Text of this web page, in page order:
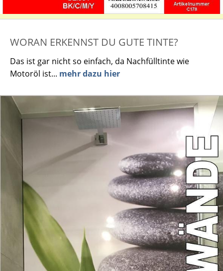
WORAN ERKENNST DU GUTE TINTE?
Das ist gar nicht so einfach, da Nachfülltinte wie
Motoröl ist... mehr dazu hier